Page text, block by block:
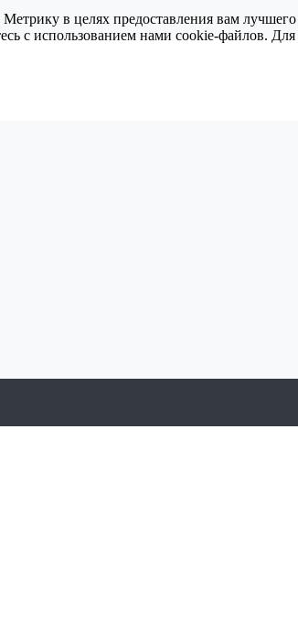
в целях предоставления вам лучшего
с использованием нами cookie-файлов.